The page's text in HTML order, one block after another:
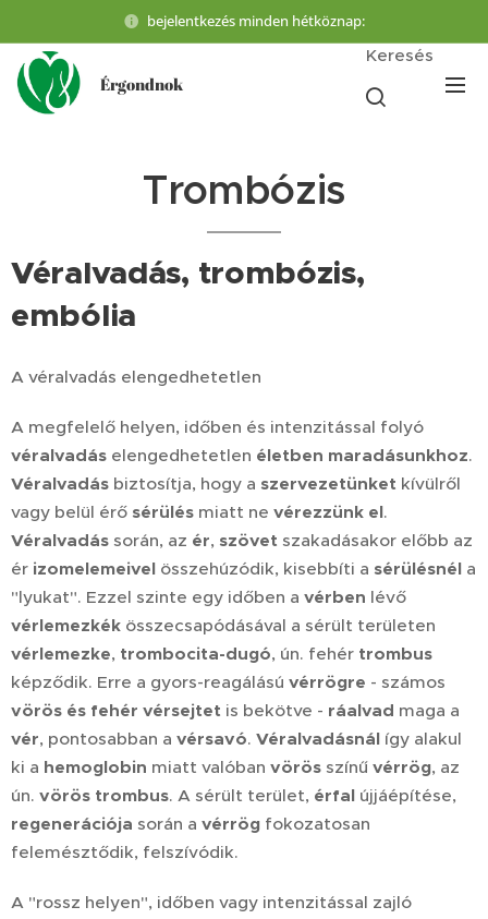
bejelentkezés minden hétköznap:
Érgondnok
Keresés
Trombózis
Véralvadás, trombózis,
embólia
A véralvadás elengedhetetlen
A megfelelő helyen, időben és intenzitással folyó
véralvadás elengedhetetlen életben maradásunkhoz.
Véralvadás biztosítja, hogy a szervezetünket kívülről
vagy belül érő sérülés miatt ne vérezzünk el.
Véralvadás során, az ér, szövet szakadásakor előbb az
ér izomelemeivel összehúzódik, kisebbíti a sérülésnél a
"lyukat". Ezzel szinte egy időben a vérben lévő
vérlemezkék összecsapódásával a sérült területen
vérlemezke, trombocita-dugó, ún. fehér trombus
képződik. Erre a gyors-reagálású vérrögre - számos
vörös és fehér vérsejtet is bekötve - ráalvad maga a
vér, pontosabban a vérsavó. Véralvadásnál így alakul
ki a hemoglobin miatt valóban vörös színű vérrög, az
ún. vörös trombus. A sérült terület, érfal újjáépítése,
regenerációja során a vérrög fokozatosan
felemésztődik, felszívódik.
A "rossz helyen", időben vagy intenzitással zajló